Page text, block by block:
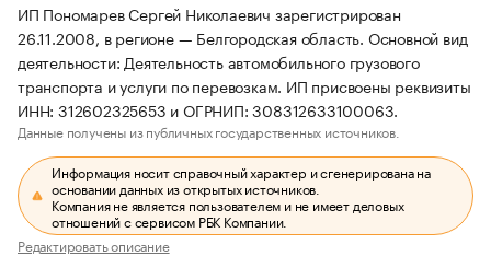
ИП Пономарев Сергей Николаевич зарегистрирован
26.11.2008, в регионе — Белгородская область. Основной вид
деятельности: Деятельность автомобильного грузового
транспорта и услуги по перевозкам. ИП присвоены реквизиты
ИНН: 312602325653 и ОГРНИП: 308312633100063.
Данные получены из публичных государственных источников.
Информация носит справочный характер и сгенерирована на
основании данных из открытых источников.
Компания не является пользователем и не имеет деловых
отношений с сервисом РБК Компании.
Редактировать описание